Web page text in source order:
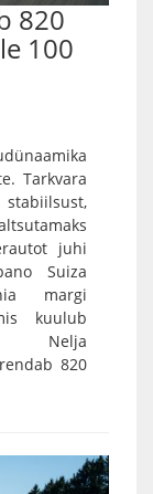
820
100
Tarkvara
juhi
Suiza
margi
kuulub
Nelja
820